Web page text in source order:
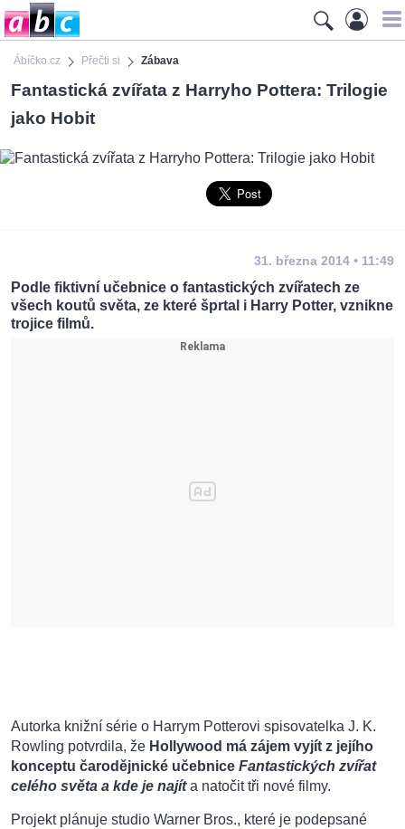
Ábíčko.cz Přečti si Zábava
Fantastická zvířata z Harryho Pottera: Trilogie
jako Hobit
31. března 2014 • 11:49
Podle fiktivní učebnice o fantastických zvířatech ze
všech koutů světa, ze které šprtal i Harry Potter, vznikne
trojice filmů.
Autorka knižní série o Harrym Potterovi spisovatelka J. K.
Rowling potvrdila, že Hollywood má zájem vyjít z jejího
konceptu čarodějnické učebnice Fantastických zvířat
celého světa a kde je najíta natočit tři nové filmy.
Projekt plánuje studio Warner Bros., které je podepsané